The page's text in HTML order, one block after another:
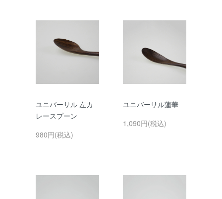
ユニバーサル 左カ
レースプーン
980円(税込)
ユニバーサル蓮華
1,090円(税込)